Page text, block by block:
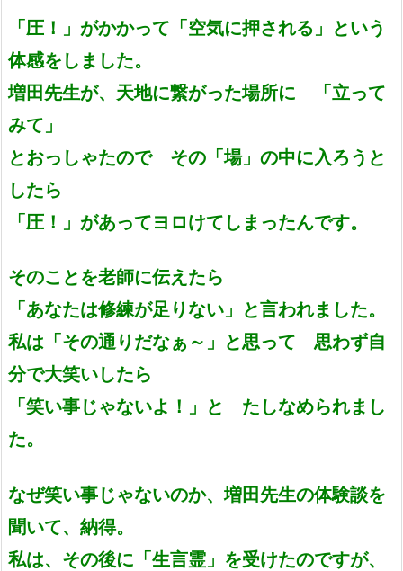
「圧！」がかかって「空気に押される」という
体感をしました。
増田先生が、天地に繋がった場所に 「立って
みて」
とおっしゃたので その「場」の中に入ろうと
したら
「圧！」があってヨロけてしまったんです。
そのことを老師に伝えたら
「あなたは修練が足りない」と言われました。
私は「その通りだなぁ～」と思って 思わず自
分で大笑いしたら
「笑い事じゃないよ！」と たしなめられまし
た。
なぜ笑い事じゃないのか、増田先生の体験談を
聞いて、納得。
私は、その後に「生言霊」を受けたのですが、